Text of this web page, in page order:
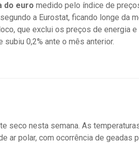
do euro medido pelo índice de
a Eurostat, ficando longe da
que exclui os preços de energia
subiu 0,2% ante o mês anterior.
seco nesta semana. As
ar polar, com ocorrência de geadas